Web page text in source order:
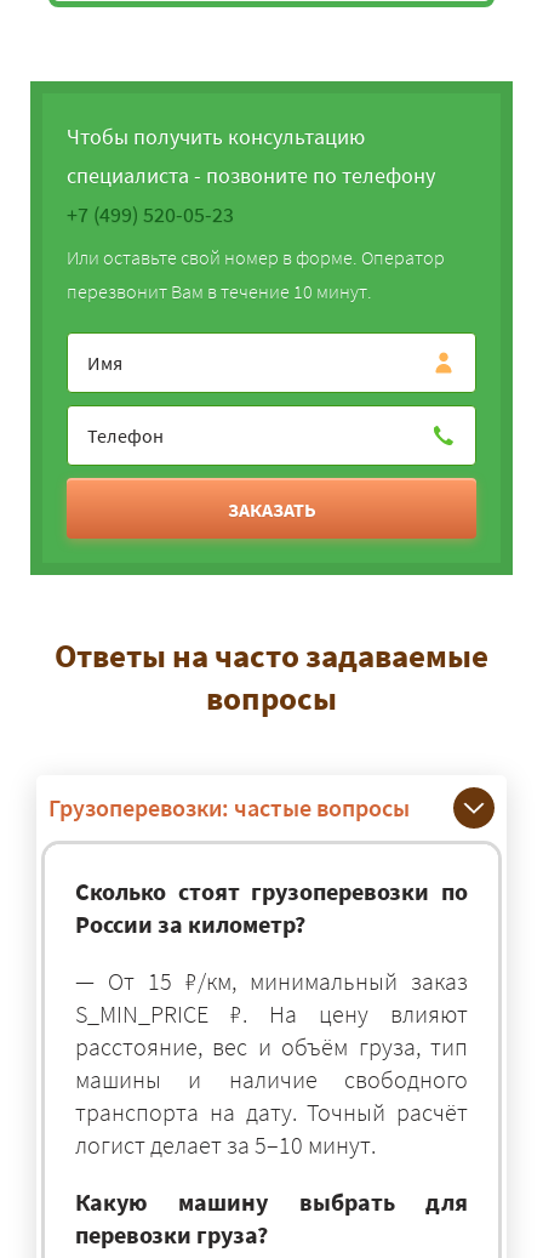
Чтобы получить консультацию
специалиста - позвоните по телефону
+7 (499) 520-05-23
Или оставьте свой номер в форме. Оператор
перезвонит Вам в течение 10 минут.
ЗАКАЗАТЬ
Ответы на часто задаваемые
вопросы
Грузоперевозки: частые вопросы
Сколько стоят грузоперевозки по
России за километр?
— От 15 ₽/км, минимальный заказ
S_MIN_PRICE ₽. На цену влияют
расстояние, вес и объём груза, тип
машины и наличие свободного
транспорта на дату. Точный расчёт
логист делает за 5–10 минут.
Какую машину выбрать для
перевозки груза?